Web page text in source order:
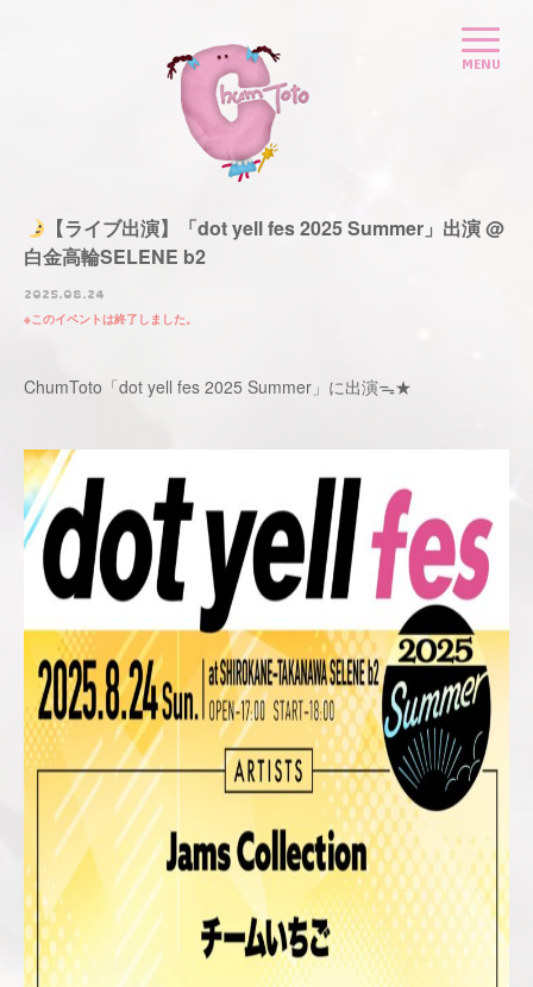
【ライブ出演】「dot yell fes 2025 Summer」出演 @
白金高輪SELENE b2
2025.08.24
このイベントは終了しました。
ChumToto「dot yell fes 2025 Summer」に出演ᯓ★